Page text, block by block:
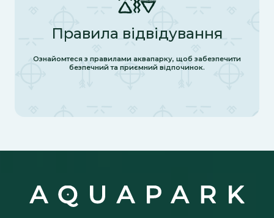
Правила відвідування
Ознайомтеся з правилами аквапарку, щоб забезпечити
безпечний та приємний відпочинок.